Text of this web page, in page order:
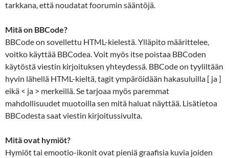
tarkkana, että noudatat foorumin sääntöjä.
Mitä on BBCode?
BBCode on sovellettu HTML-kielestä. Ylläpito määrittelee,
voitko käyttää BBCodea. Voit myös itse poistaa BBCoden
käytöstä viestin kirjoituksen yhteydessä. BBCode on tyyliltään
hyvin lähellä HTML-kieltä, tagit ympäröidään hakasuluilla [ ja ]
eikä < ja > merkeillä. Se tarjoaa myös paremmat
mahdollisuudet muotoilla sen mitä haluat näyttää. Lisätietoa
BBCodesta saat viestin kirjoitussivulta.
Mitä ovat hymiöt?
Hymiöt tai emootio-ikonit ovat pieniä graafisia kuvia joiden